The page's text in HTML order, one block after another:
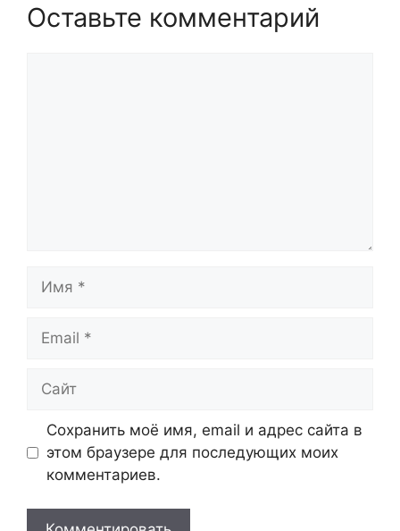
Оставьте комментарий
Сохранить моё имя, email и адрес сайта в
этом браузере для последующих моих
комментариев.